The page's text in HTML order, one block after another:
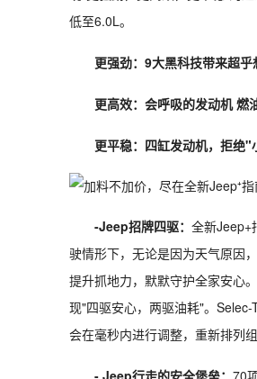
低至6.0L。
更强劲：9大黑科技带来超
更高效：会呼吸的发动机 燃
更平稳：四缸发动机，拒绝
-Jeep招牌四驱： 全新Jeep+
驶情形下，无论是因为天气原因
提升抓地力，默默守护全家安心
现"四驱安心，两驱油耗"。
会在毫秒内进行调整，重新排列
- Jeep行走的安全堡垒： 70